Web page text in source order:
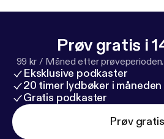
Prøv gratis i
99 kr / Måned etter prøveperioden.
Eksklusive podkaster
20 timer lydbøker i måneden
Gratis podkaster
Prøv gratis